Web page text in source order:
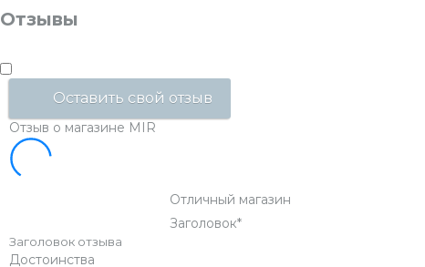
Отзывы
Оставить свой отзыв
Отзыв о магазине MIR
Отличный магазин
Заголовок*
Достоинства